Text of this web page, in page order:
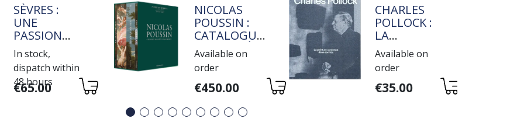
TITRE
SÈVRES :
UNE
PASSION
ROTHSCHILD
In stock,
dispatch within
48 hours
Variations
€65.00
TITRE
NICOLAS
POUSSIN :
CATALOGUE
RAISONNÉ
DE L'OEUVRE
PEINT
Available on
order
Variations
€450.00
TITRE
CHARLES
POLLOCK :
LA
PEINTURE
CONTENUE
DANS SON
LIEU
Available on
order
Variations
€35.00